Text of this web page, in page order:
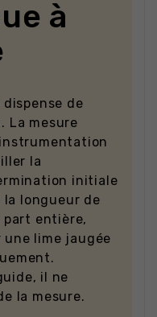
à
de
La mesure
la
initiale
longueur de
entière,
lime jaugée
il ne
la mesure.